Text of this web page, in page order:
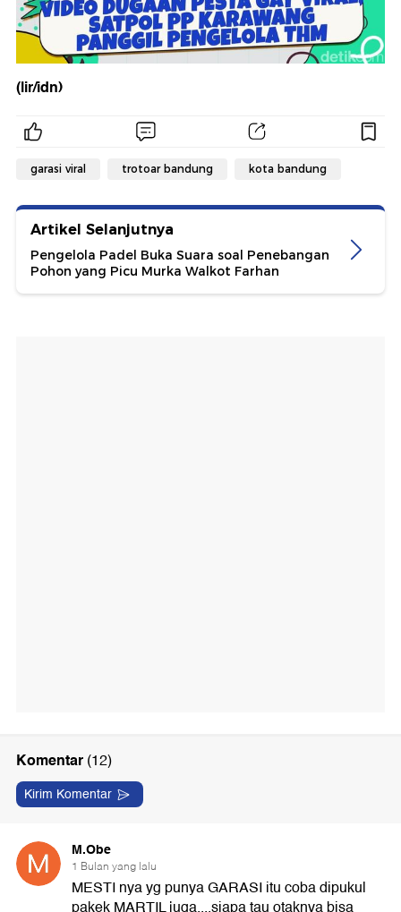
(lir/idn)
garasi viral trotoar bandung kota bandung
Artikel Selanjutnya
Pengelola Padel Buka Suara soal Penebangan
Pohon yang Picu Murka Walkot Farhan